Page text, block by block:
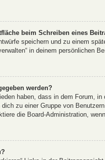
beim Schreiben eines
speichern und zu einem
in deinem persönlichen
werden?
haben, dass in dem Forum,
zu einer Gruppe von
die Board-Administration,